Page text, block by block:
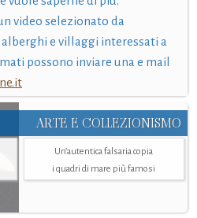
video selezionato da
e villaggi interessati a
possono inviare una e mail
ARTE E COLLEZIONISMO
Un’autentica falsaria copia
i quadri di mare più famosi